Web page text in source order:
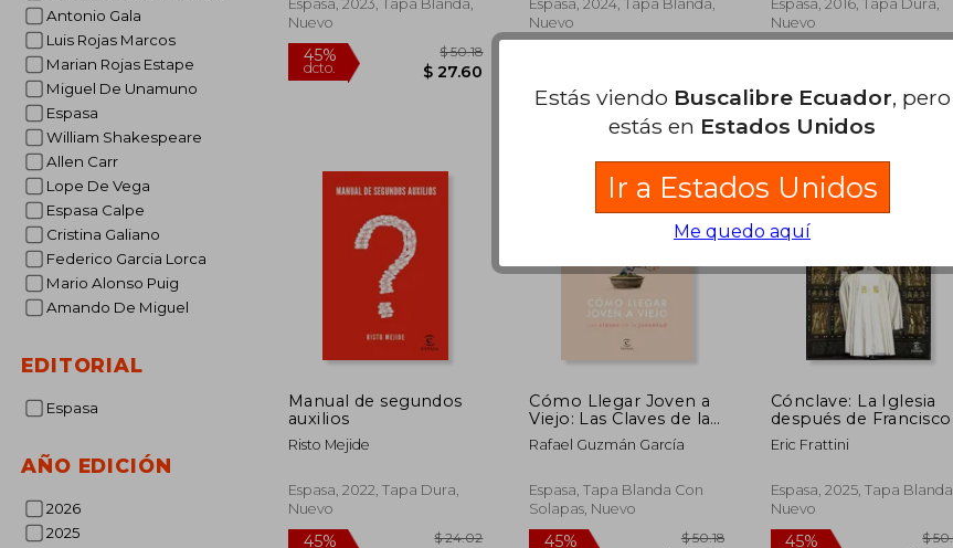
Antonio Gala
Luis Rojas Marcos
Marian Rojas Estape
Miguel De Unamuno
Espasa
William Shakespeare
Allen Carr
Lope De Vega
Espasa Calpe
Cristina Galiano
Federico Garcia Lorca
Mario Alonso Puig
Amando De Miguel
EDITORIAL
Espasa
AÑO EDICIÓN
2026
2025
Espasa, 2023, Tapa Blanda,
Nuevo
dcto.
Espasa, 2024, Tapa Blanda,
Nuevo
45%
Espasa, 2016, Tapa Dura,
Nuevo
45%
dcto.
Manual de segundos
auxilios
Risto Mejide
Espasa, 2022, Tapa Dura,
Nuevo
Cómo Llegar Joven a
Viejo: Las Claves de la
Juventud
Rafael Guzmán García
Espasa, Tapa Blanda Con
Solapas, Nuevo
Cónclave: La Iglesia
después de Francisco
Eric Frattini
Espasa, 2025, Tapa Blanda,
Nuevo
Estás viendo Buscalibre Ecuador, pero
estás en Estados Unidos
Ir a Estados Unidos
Me quedo aquí